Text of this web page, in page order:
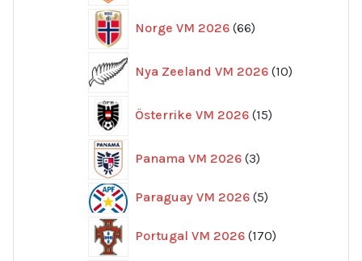
Norge VM 2026 66
produkter
Nya Zeeland VM 2026 10
produkter
Österrike VM 2026 15
produkter
Panama VM 2026 3
produkter
Paraguay VM 2026 55
Portugal VM 2026 170
produkter